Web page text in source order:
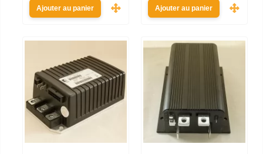
Ajouter au panier Ajouter au panier